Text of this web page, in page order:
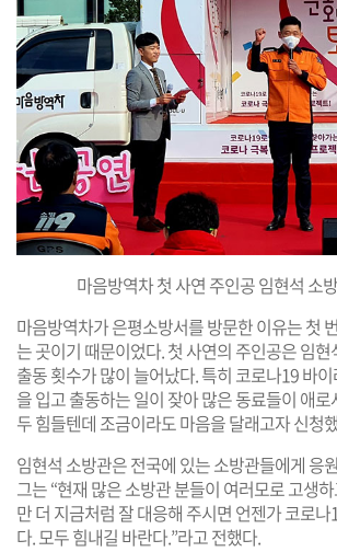
마음방역차 첫 사연 주인공 임현석 소
마음방역차가 은평소방서를 방문한 이유는 첫
는 곳이기 때문이었다. 첫 사연의 주인공은 임현
출동 횟수가 많이 늘어났다. 특히 코로나19 바
을 입고 출동하는 일이 잦아 많은 동료들이 애
두 힘들텐데 조금이라도 마음을 달래고자 신청
임현석 소방관은 전국에 있는 소방관들에게 응
그는 “현재 많은 소방관 분들이 여러모로 고생
만 더 지금처럼 잘 대응해 주시면 언젠가 코로
다. 모두 힘내길 바란다.”라고 전했다.